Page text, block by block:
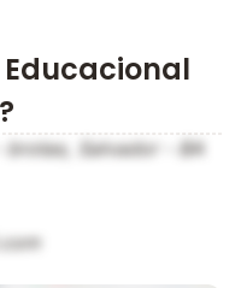
Essa parceria é
e o bem-estar dos
formação integral
e participativos na
Salvador - BA